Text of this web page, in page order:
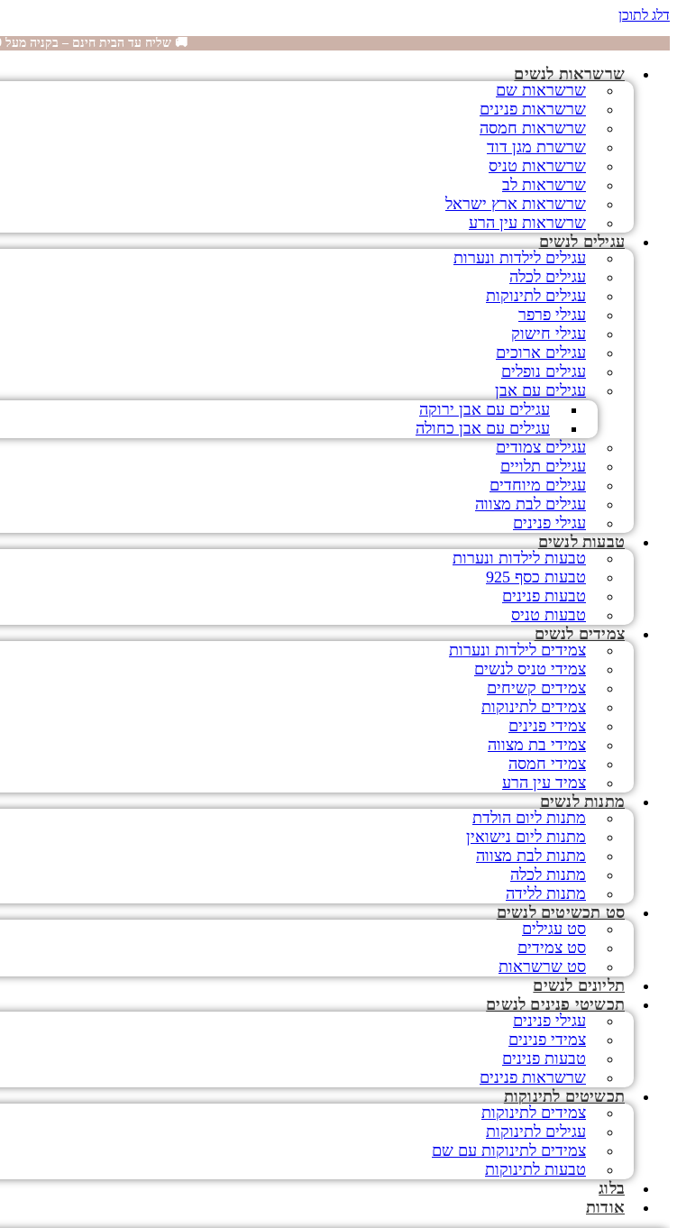
דלג לתוכן
🚚 שליח עד הבית חינם – בקניה מעל 299 ש"ח
שרשראות לנשים
שרשראות שם
שרשראות פנינים
שרשראות חמסה
שרשרת מגן דוד
שרשראות טניס
שרשראות לב
שרשראות ארץ ישראל
שרשראות עין הרע
עגילים לנשים
עגילים לילדות ונערות
עגילים לכלה
עגילים לתינוקות
עגילי פרפר
עגילי חישוק
עגילים ארוכים
עגילים נופלים
עגילים עם אבן
עגילים עם אבן ירוקה
עגילים עם אבן כחולה
עגילים צמודים
עגילים תלויים
עגילים מיוחדים
עגילים לבת מצווה
עגילי פנינים
טבעות לנשים
טבעות לילדות ונערות
טבעות כסף 925
טבעות פנינים
טבעות טניס
צמידים לנשים
צמידים לילדות ונערות
צמידי טניס לנשים
צמידים קשיחים
צמידים לתינוקות
צמידי פנינים
צמידי בת מצווה
צמידי חמסה
צמיד עין הרע
מתנות לנשים
מתנות ליום הולדת
מתנות ליום נישואין
מתנות לבת מצווה
מתנות לכלה
מתנות ללידה
סט תכשיטים לנשים
סט עגילים
סט צמידים
סט שרשראות
תליונים לנשים
תכשיטי פנינים לנשים
עגילי פנינים
צמידי פנינים
טבעות פנינים
שרשראות פנינים
תכשיטים לתינוקות
צמידים לתינוקות
עגילים לתינוקות
צמידים לתינוקות עם שם
טבעות לתינוקות
בלוג
אודות